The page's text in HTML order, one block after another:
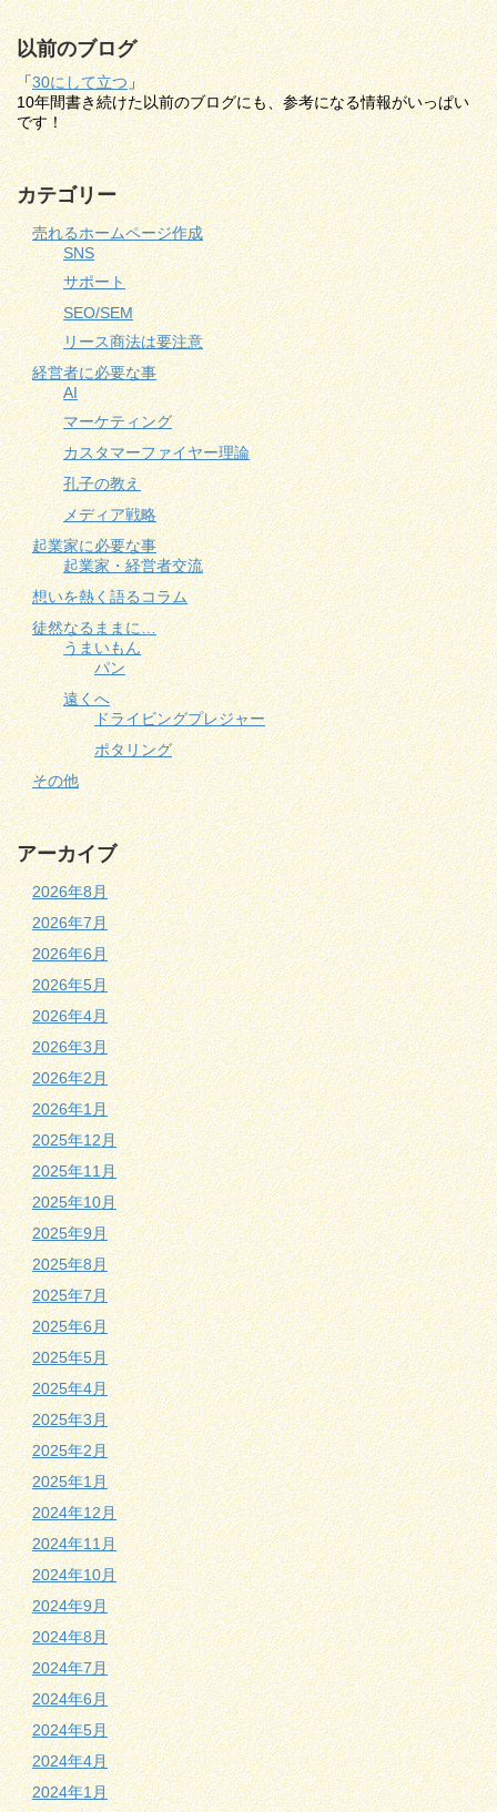
以前のブログ
「30にして立つ」
10年間書き続けた以前のブログにも、参考になる情報がいっぱい
です！
カテゴリー
売れるホームページ作成
SNS
サポート
SEO/SEM
リース商法は要注意
経営者に必要な事
AI
マーケティング
カスタマーファイヤー理論
孔子の教え
メディア戦略
起業家に必要な事
起業家・経営者交流
想いを熱く語るコラム
徒然なるままに…
うまいもん
パン
遠くへ
ドライビングプレジャー
ポタリング
その他
アーカイブ
2026年8月
2026年7月
2026年6月
2026年5月
2026年4月
2026年3月
2026年2月
2026年1月
2025年12月
2025年11月
2025年10月
2025年9月
2025年8月
2025年7月
2025年6月
2025年5月
2025年4月
2025年3月
2025年2月
2025年1月
2024年12月
2024年11月
2024年10月
2024年9月
2024年8月
2024年7月
2024年6月
2024年5月
2024年4月
2024年1月